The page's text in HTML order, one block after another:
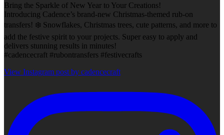
Bring the Sparkle of New Year to Your Creations!
Introducing Cadence’s brand-new Christmas-themed rub-on
transfers! ❄️ Snowflakes, Christmas trees, cute patterns, and more to
add the festive spirit to your projects. Super easy to apply and
delivers stunning results in minutes!
#cadencecraft #rubontransfers #festivecrafts
View Instagram post by cadencecraft